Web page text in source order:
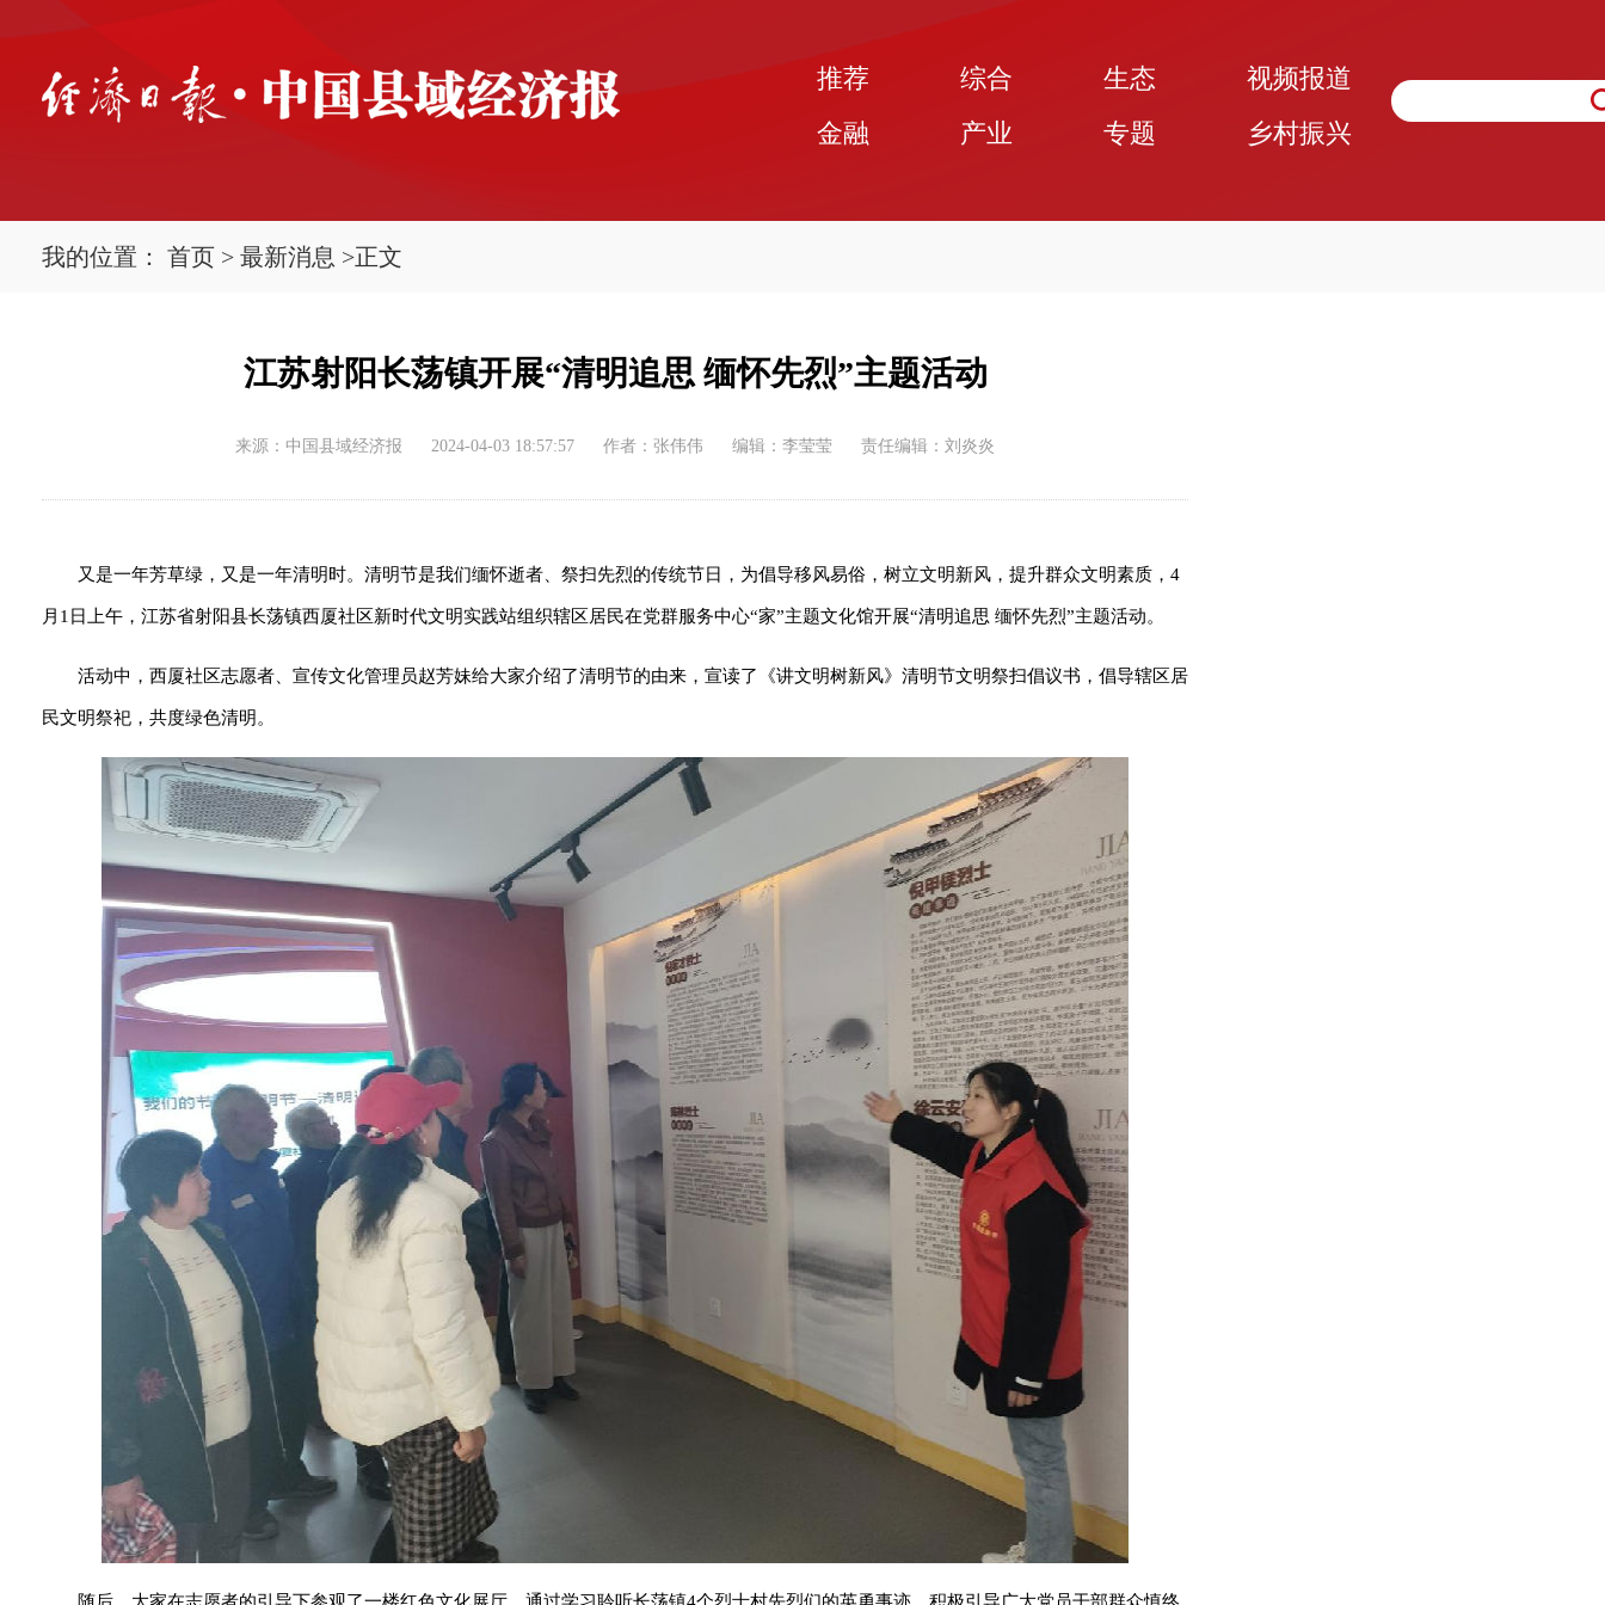
推荐 综合 生态
视频报道
金融
产业 专题 乡村振兴
我的位置： 首页 > 最新消息 >正文
江苏射阳长荡镇开展“清明追思 缅怀先烈”主题活动
来源：中国县域经济报 2024-04-03 18:57:57 作者：张伟伟 编辑：李莹莹 责任编辑：刘炎炎
又是一年芳草绿，又是一年清明时。清明节是我们缅怀逝者、祭扫先烈的传统节日，为倡导移风易俗，树立文明新风，提升群众文明素质，4
月1日上午，江苏省射阳县长荡镇西厦社区新时代文明实践站组织辖区居民在党群服务中心“家”主题文化馆开展“清明追思 缅怀先烈”主题活动。
活动中，西厦社区志愿者、宣传文化管理员赵芳妹给大家介绍了清明节的由来，宣读了《讲文明树新风》清明节文明祭扫倡议书，倡导辖区居
民文明祭祀，共度绿色清明。